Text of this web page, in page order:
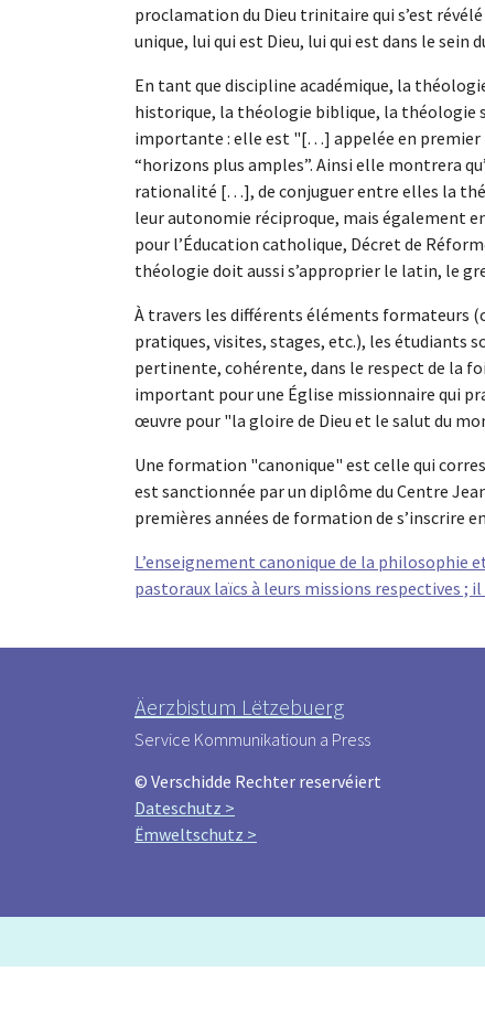
proclamation du Dieu trinitaire qui s’est
unique, lui qui est Dieu, lui qui est dans le sein
En tant que discipline académique, la
historique, la théologie biblique, la théologie
importante : elle est "[…] appelée en premier
“horizons plus amples”. Ainsi elle montrera
rationalité […], de conjuguer entre elles la
leur autonomie réciproque, mais également
pour l’Éducation catholique, Décret de
théologie doit aussi s’approprier le latin, le
À travers les différents éléments formateurs
pratiques, visites, stages, etc.), les étudiants
pertinente, cohérente, dans le respect de la
important pour une Église missionnaire qui
œuvre pour "la gloire de Dieu et le salut du
Une formation "canonique" est celle qui
est sanctionnée par un diplôme du Centre
premières années de formation de s’inscrire
L’enseignement canonique de la
pastoraux laïcs à leurs missions respectives ;
Äerzbistum Lëtzebuerg
Service Kommunikatioun a Press
© Verschidde Rechter reservéiert
Dateschutz >
Ëmweltschutz >